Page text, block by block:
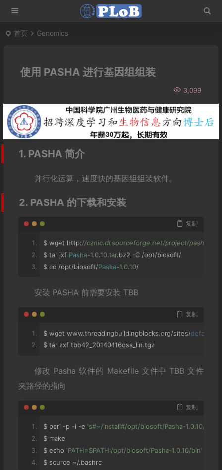
首页 Genomics
使用 PASHA 进行基因组组装
3,099
1. PASHA 简介
并行化运算，速度快的基因组组装软件。
2. PASHA 的下载和安装
复制
$ wget http://cznic.dl.sourceforge.net/project/pasha/
$ tar jxf Pasha-1.0.10.tar.bz2 -C /opt/biosoft/
$ cd /opt/biosoft/Pasha-1.0.10/
安装 PASHA 前需要安装 TBB
复制
$ wget www.threadingbuildingblocks.org/sites/default
$ tar zxf tbb42_20140416oss_lin.tgz
修改 Pasha 软件的 Makefile 文件中 TBB 文件
夹路径的指向
复制
$ perl -p -i -e 's#~/install#/opt/biosoft/Pasha-1.0.10/
$ make
$ echo 'PATH=$PATH:/opt/biosoft/Pasha-1.0.10/bin'
$ source ~/.bashrc